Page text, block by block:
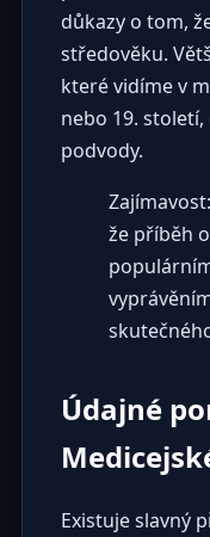
důkazy o tom,
středověku.
které vidíme v
nebo 19.
podvody.
že příběh
Údajné
Existuje slavný